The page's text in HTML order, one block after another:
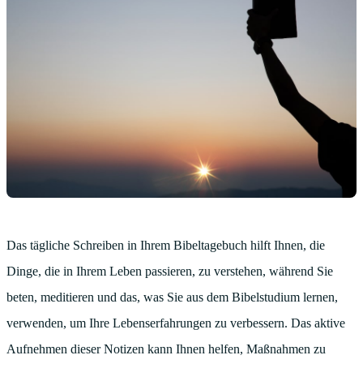
Das tägliche Schreiben in Ihrem Bibeltagebuch hilft Ihnen, die
Dinge, die in Ihrem Leben passieren, zu verstehen, während Sie
beten, meditieren und das, was Sie aus dem Bibelstudium lernen,
verwenden, um Ihre Lebenserfahrungen zu verbessern. Das aktive
Aufnehmen dieser Notizen kann Ihnen helfen, Maßnahmen zu